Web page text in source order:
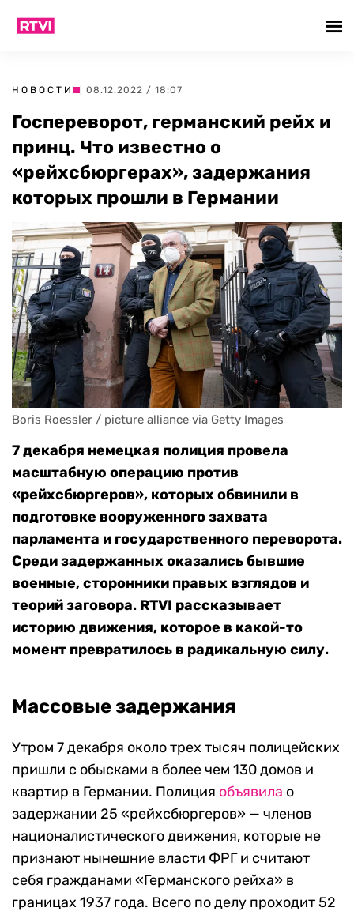
НОВОСТИ | 08.12.2022 / 18:07
Госпереворот, германский рейх и
принц. Что известно о
«рейхсбюргерах», задержания
которых прошли в Германии
Boris Roessler / picture alliance via Getty Images
7 декабря немецкая полиция провела
масштабную операцию против
«рейхсбюргеров», которыхобвинили в
подготовке вооруженного захвата
парламента и государственного переворота.
Среди задержанных оказались бывшие
военные, сторонники правых взглядов и
теорий заговора. RTVI рассказывает
историю движения, которое в какой-то
момент превратилось в радикальную силу.
Массовые задержания
Утром 7 декабря около трех тысяч полицейских
пришли с обысками в более чем 130 домов и
квартир в Германии. Полиция объявила о
задержании 25 «рейхсбюргеров» — членов
националистического движения, которые не
признают нынешние власти ФРГ и считают
себя гражданами «Германского рейха» в
границах 1937 года. Всего по делу проходит 52